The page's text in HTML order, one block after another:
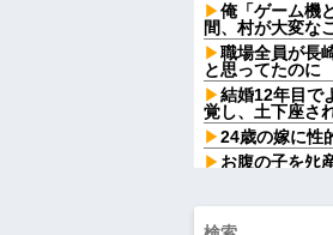
俺「ゲーム機
間、村が大変な
職場全員が長
と思ってたのに
結婚12年目で
覚し、土下座さ
24歳の嫁に性
お腹の子をﾀﾋ
バスで１歳の
の、複雑な気持